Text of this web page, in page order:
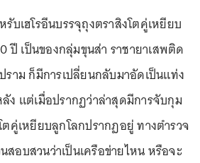
รับเฮโรอีนบรรจุถุงตราสิงโตคู่เหยียบ
ปี เป็นของกลุ่มขุนส่า ราชายาเสพติด
าม ก็มีการเปลี่ยนกลับมาอัดเป็นแท่ง
ง แต่เมื่อปรากฏว่าล่าสุดมีการจับกุม
คู่เหยียบลูกโลกปรากฏอยู่ ทางตำรวจ
อบสวนว่าเป็นเครือข่ายไหน หรือจะ